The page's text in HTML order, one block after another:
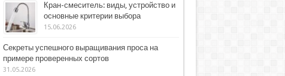
Кран-смеситель: виды, устройство и
основные критерии выбора
15.06.2026
Секреты успешного выращивания проса на
примере проверенных сортов
31.05.2026